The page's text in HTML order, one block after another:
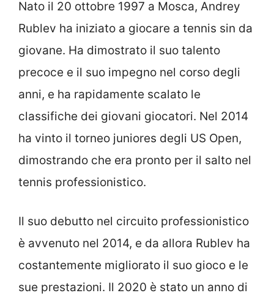
Nato il 20 ottobre 1997 a Mosca, Andrey
Rublev ha iniziato a giocare a tennis sin da
giovane. Ha dimostrato il suo talento
precoce e il suo impegno nel corso degli
anni, e ha rapidamente scalato le
classifiche dei giovani giocatori. Nel 2014
ha vinto il torneo juniores degli US Open,
dimostrando che era pronto per il salto nel
tennis professionistico.
Il suo debutto nel circuito professionistico
è avvenuto nel 2014, e da allora Rublev ha
costantemente migliorato il suo gioco e le
sue prestazioni. Il 2020 è stato un anno di